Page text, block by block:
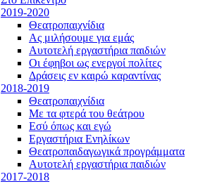
2019-2020
Θεατροπαιχνίδια
Ας μιλήσουμε για εμάς
Αυτοτελή εργαστήρια παιδιών
Οι έφηβοι ως ενεργοί πολίτες
Δράσεις εν καιρώ καραντίνας
2018-2019
Θεατροπαιχνίδια
Με τα φτερά του θεάτρου
Εσύ όπως και εγώ
Εργαστήρια Ενηλίκων
Θεατροπαιδαγωγικά προγράμματα
Αυτοτελή εργαστήρια παιδιών
2017-2018